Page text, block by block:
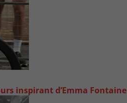
inspirant d’Emma Fontaine